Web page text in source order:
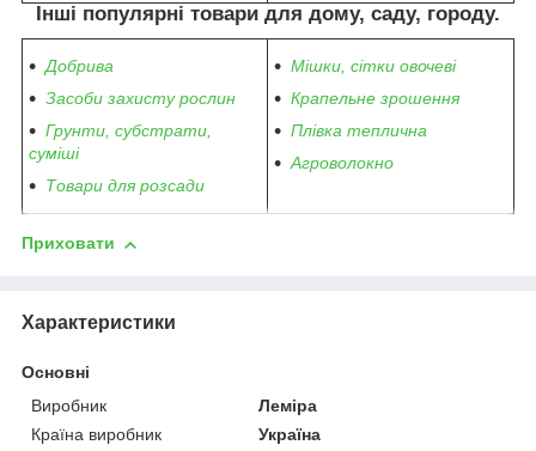
Інші популярні товари для дому, саду, городу.
Добрива
Засоби захисту рослин
Грунти, субстрати,
суміші
Товари для розсади
Мішки, сітки овочеві
Крапельне зрошення
Плівка теплична
Агроволокно
Приховати
Характеристики
Основні
Виробник
Леміра
Країна виробник
Україна